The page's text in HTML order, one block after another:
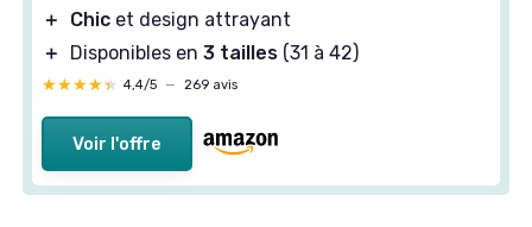
＋
Chic et design attrayant
＋
Disponibles en 3 tailles (31 à 42)
★★★★★
★★★★★ 4,4/5 — 269 avis
Voir l'offre